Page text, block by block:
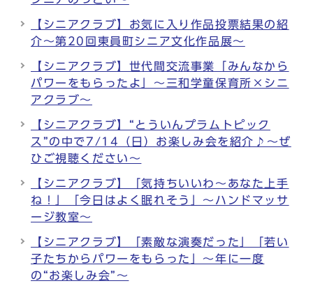
【シニアクラブ】お気に入り作品投票結果の紹
介～第20回東員町シニア文化作品展～
【シニアクラブ】世代間交流事業「みんなから
パワーをもらったよ」～三和学童保育所×シニ
アクラブ～
【シニアクラブ】“とういんプラムトピック
ス”の中で7/14（日）お楽しみ会を紹介♪～ぜ
ひご視聴ください～
【シニアクラブ】「気持ちいいわ～あなた上手
ね！」「今日はよく眠れそう」～ハンドマッサ
ージ教室～
【シニアクラブ】「素敵な演奏だった」「若い
子たちからパワーをもらった」～年に一度
の“お楽しみ会”～